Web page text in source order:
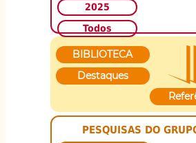
2025
Todos
BIBLIOTECA
Destaques
PESQUISAS DO